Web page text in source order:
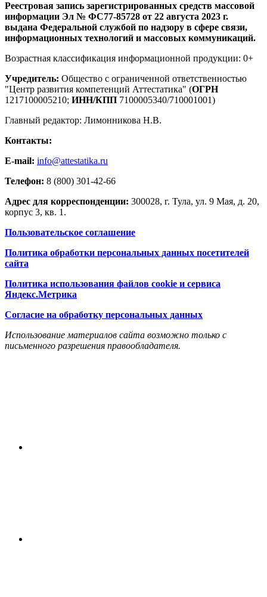
Реестровая запись зарегистрированных средств массовой
информации Эл № ФС77-85728 от 22 августа 2023 г.
выдана Федеральной службой по надзору в сфере связи,
информационных технологий и массовых коммуникаций.
Возрастная классификация информационной продукции: 0+
Учредитель: Общество с ограниченной ответственностью
"Центр развития компетенций Аттестатика" (ОГРН
1217100005210; ИНН/КПП 7100005340/710001001)
Главный редактор: Лимонникова Н.В.
Контакты:
E-mail: info@attestatika.ru
Телефон: 8 (800) 301-42-66
Адрес для корреспонденции: 300028, г. Тула, ул. 9 Мая, д. 20,
корпус 3, кв. 1.
Пользовательское соглашение
Политика обработки персональных данных посетителей
сайта
Политика использования файлов cookie и сервиса
Яндекс.Метрика
Согласие на обработку персональных данных
Использование материалов сайта возможно только с
письменного разрешения правообладателя.